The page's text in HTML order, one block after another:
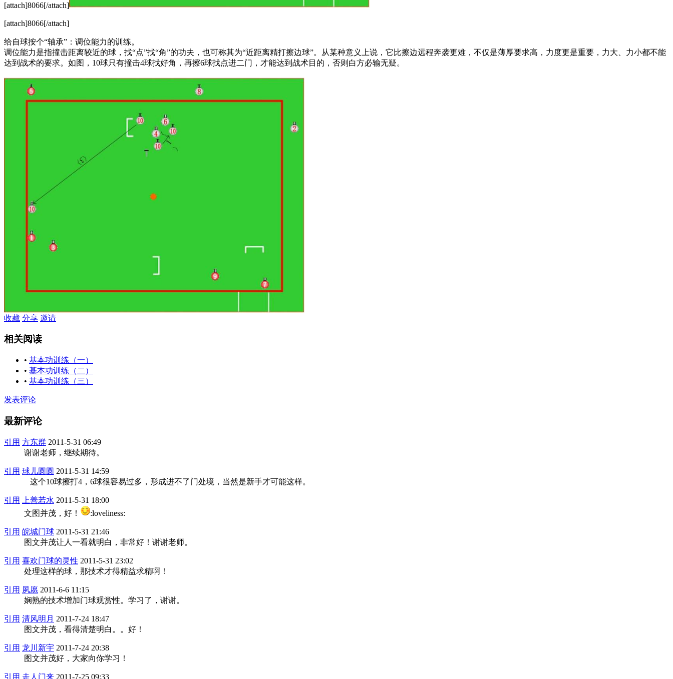
[attach]8066[/attach]
[attach]8066[/attach]
给自球按个“轴承”：调位能力的训练。
调位能力是指撞击距离较近的球，找“点”找“角”的功夫，也可称其为“近距离精打擦边球”。从某种意义上说，它比擦边远程奔袭更难，不仅是薄厚要求高，力度更是重要，力大、力小都不能
达到战术的要求。如图，10球只有撞击4球找好角，再擦6球找点进二门，才能达到战术目的，否则白方必输无疑。
收藏 分享 邀请
相关阅读
• 基本功训练（一）
• 基本功训练（二）
• 基本功训练（三）
发表评论
最新评论
引用 方东群 2011-5-31 06:49
谢谢老师，继续期待。
引用 球儿圆圆 2011-5-31 14:59
这个10球擦打4，6球很容易过多，形成进不了门处境，当然是新手才可能这样。
引用 上善若水 2011-5-31 18:00
文图并茂，好！
:loveliness:
引用 皖城门球 2011-5-31 21:46
图文并茂让人一看就明白，非常好！谢谢老师。
引用 喜欢门球的灵性 2011-5-31 23:02
处理这样的球，那技术才得精益求精啊！
引用 夙愿 2011-6-6 11:15
娴熟的技术增加门球观赏性。学习了，谢谢。
引用 清风明月 2011-7-24 18:47
图文并茂，看得清楚明白。。好！
引用 龙川新宇 2011-7-24 20:38
图文并茂好，大家向你学习！
引用 走人门来 2011-7-25 09:33